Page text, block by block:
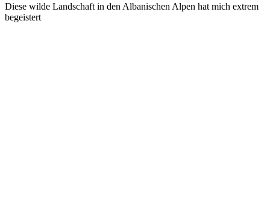
Diese wilde Landschaft in den Albanischen Alpen hat mich extrem
begeistert